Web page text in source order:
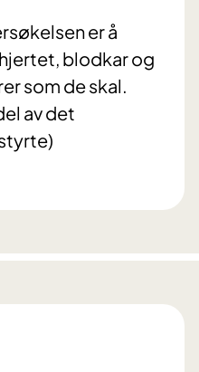
er å
blodkar og
som de skal.
av det